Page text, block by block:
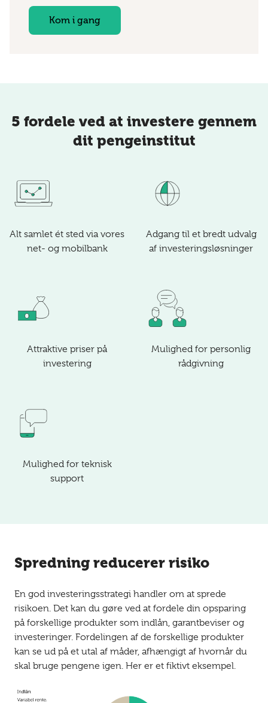
Kom i gang
5 fordele ved at investere gennem
dit pengeinstitut
Alt samlet ét sted via vores
net- og mobilbank
Adgang til et bredt udvalg
af investeringsløsninger
Attraktive priser på
investering
Mulighed for personlig
rådgivning
Mulighed for teknisk
support
Spredning reducerer risiko
En god investeringsstrategi handler om at sprede
risikoen. Det kan du gøre ved at fordele din opsparing
på forskellige produkter som indlån, garantbeviser og
investeringer. Fordelingen af de forskellige produkter
kan se ud på et utal af måder, afhængigt af hvornår du
skal bruge pengene igen. Her er et fiktivt eksempel.